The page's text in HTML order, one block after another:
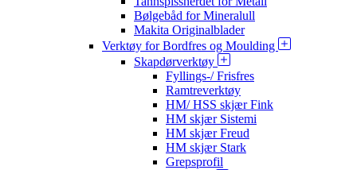
Bølgebåd for Mineralull
Makita Originalblader
Verktøy for Bordfres og Moulding
Skapdørverktøy
Fyllings-/ Frisfres
Ramtreverktøy
HM/ HSS skjær Fink
HM skjær Sistemi
HM skjær Freud
HM skjær Stark
Grepsprofil